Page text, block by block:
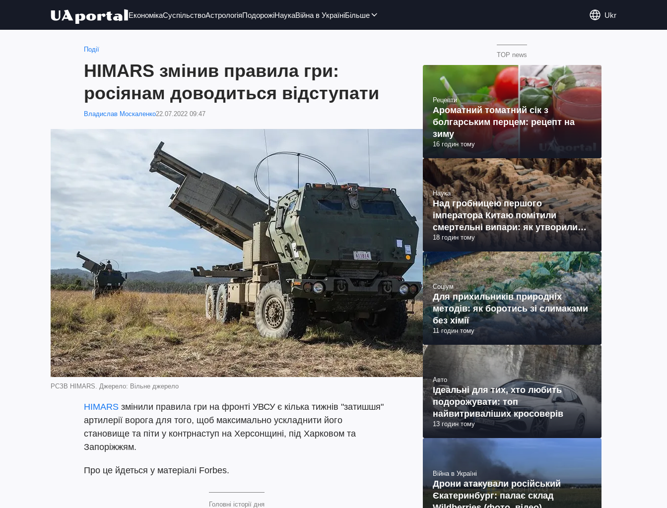
ЕкономікаСуспільствоАстрологіяПодорожіНаукаВійна в УкраїніБільше Ukr
Події
HIMARS змінив правила гри:
росіянам доводиться відступати
Владислав Москаленко22.07.2022 09:47
РСЗВ HIMARS. Джерело: Вільне джерело
HIMARS змінили правила гри на фронті УВСУ є кілька тижнів "затишшя"
артилерії ворога для того, щоб максимально ускладнити його
становище та піти у контрнаступ на Херсонщині, під Харковом та
Запоріжжям.
Про це йдеться у матеріалі Forbes.
Головні історії дня
TOP news
Рецепти
Ароматний томатний сік з
болгарським перцем: рецепт на
зиму
16 годин тому
Наука
Над гробницею першого
імператора Китаю помітили
смертельні випари: як утворились
(фото)
18 годин тому
Соціум
Для прихильників природніх
методів: як боротись зі слимаками
без хімії
11 годин тому
Авто
Ідеальні для тих, хто любить
подорожувати: топ
найвитриваліших кросоверів
13 годин тому
Війна в Україні
Дрони атакували російський
Єкатеринбург: палає склад